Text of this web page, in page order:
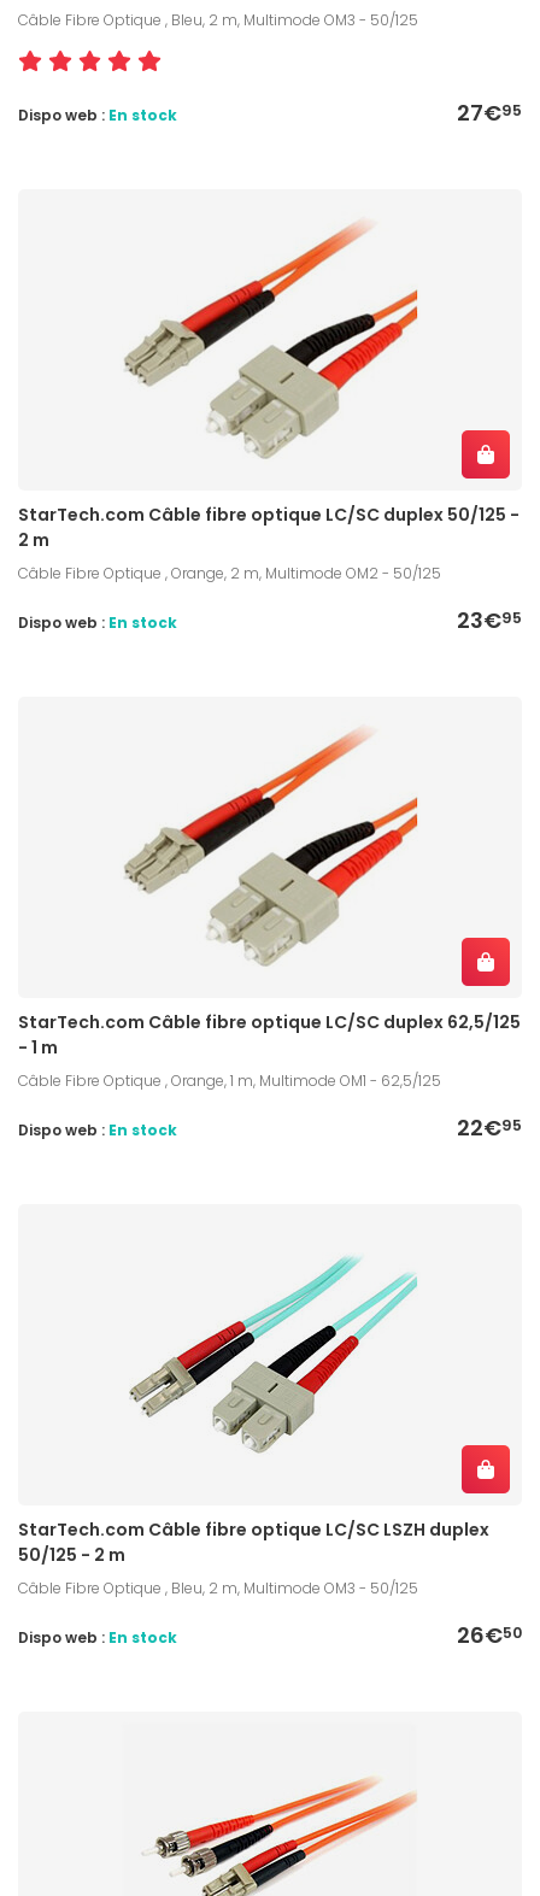
Câble Fibre Optique , Bleu, 2 m, Multimode OM3 - 50/125
27€95
Dispo web : En stock
StarTech.com Câble fibre optique LC/SC duplex 50/125 -
2 m
Câble Fibre Optique , Orange, 2 m, Multimode OM2 - 50/125
23€95
Dispo web : En stock
StarTech.com Câble fibre optique LC/SC duplex 62,5/125
- 1 m
Câble Fibre Optique , Orange, 1 m, Multimode OM1 - 62,5/125
22€95
Dispo web : En stock
StarTech.com Câble fibre optique LC/SC LSZH duplex
50/125 - 2 m
Câble Fibre Optique , Bleu, 2 m, Multimode OM3 - 50/125
26€50
Dispo web : En stock